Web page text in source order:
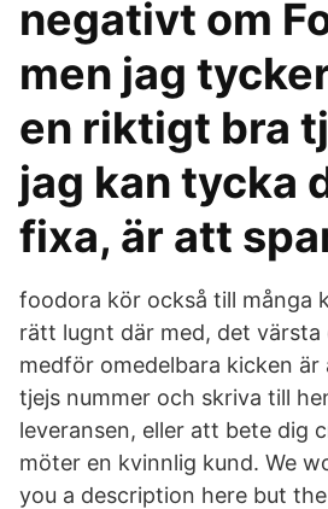
negativt om
men jag
en riktigt bra
jag kan tycka
fixa, är att
foodora kör också till många
rätt lugnt där med, det värsta
medför omedelbara kicken
tjejs nummer och skriva till
leveransen, eller att bete dig
möter en kvinnlig kund. We
you a description here but